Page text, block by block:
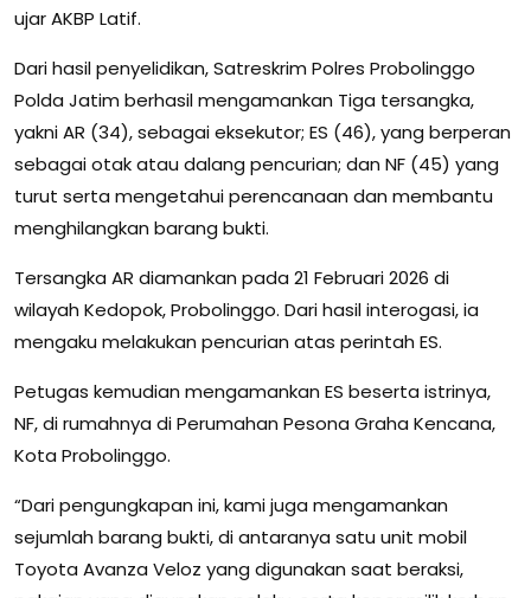
ujar AKBP Latif.
Dari hasil penyelidikan, Satreskrim Polres Probolinggo
Polda Jatim berhasil mengamankan Tiga tersangka,
yakni AR (34), sebagai eksekutor; ES (46), yang berperan
sebagai otak atau dalang pencurian; dan NF (45) yang
turut serta mengetahui perencanaan dan membantu
menghilangkan barang bukti.
Tersangka AR diamankan pada 21 Februari 2026 di
wilayah Kedopok, Probolinggo. Dari hasil interogasi, ia
mengaku melakukan pencurian atas perintah ES.
Petugas kemudian mengamankan ES beserta istrinya,
NF, di rumahnya di Perumahan Pesona Graha Kencana,
Kota Probolinggo.
“Dari pengungkapan ini, kami juga mengamankan
sejumlah barang bukti, di antaranya satu unit mobil
Toyota Avanza Veloz yang digunakan saat beraksi,